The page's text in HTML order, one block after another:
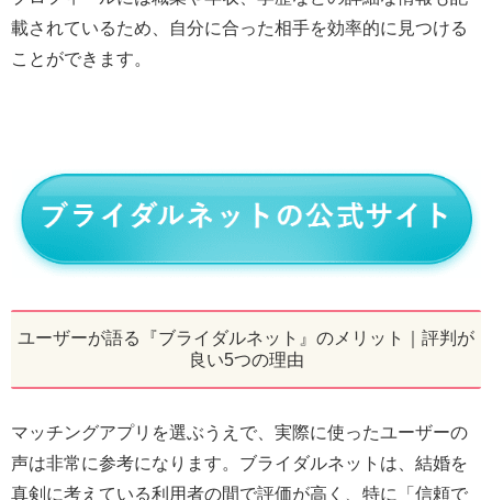
載されているため、自分に合った相手を効率的に見つける
ことができます。
ユーザーが語る『ブライダルネット』のメリット｜評判が
良い5つの理由
マッチングアプリを選ぶうえで、実際に使ったユーザーの
声は非常に参考になります。ブライダルネットは、結婚を
真剣に考えている利用者の間で評価が高く、特に「信頼で